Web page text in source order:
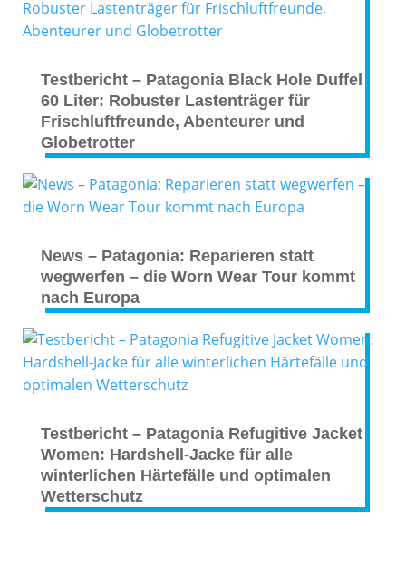
Testbericht – Patagonia Black Hole Duffel
60 Liter: Robuster Lastenträger für
Frischluftfreunde, Abenteurer und
Globetrotter
News – Patagonia: Reparieren statt
wegwerfen – die Worn Wear Tour kommt
nach Europa
Testbericht – Patagonia Refugitive Jacket
Women: Hardshell-Jacke für alle
winterlichen Härtefälle und optimalen
Wetterschutz